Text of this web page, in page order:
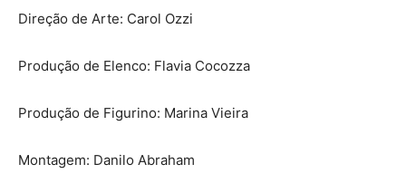
Direção de Arte: Carol Ozzi
Produção de Elenco: Flavia Cocozza
Produção de Figurino: Marina Vieira
Montagem: Danilo Abraham